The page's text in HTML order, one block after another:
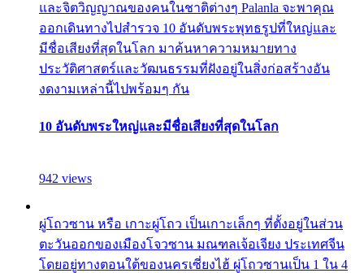
และจิตวิญญาณของคนในชาติต่างๆ Palanla จะพาคุณ
ออกเดินทางไปสำรวจ 10 อันดับพระพุทธรูปที่ใหญ่และ
มีชื่อเสียงที่สุดในโลก มาค้นหาความหมายทาง
ประวัติศาสตร์และวัฒนธรรมที่ฝังอยู่ในสิ่งก่อสร้างอัน
งดงามเหล่านี้ไปพร้อมๆ กัน
10 อันดับพระใหญ่และมีชื่อเสียงที่สุดในโลก
942 views
ผู่โถวซาน หรือ เกาะผู่โถว เป็นเกาะเล็กๆ ที่ตั้งอยู่ในส่วน
ตะวันออกของเมืองโจวซาน มณฑลเจ้อเจียง ประเทศจีน
โดยอยู่ทางตอนใต้ของนครเซี่ยงไฮ้ ผู่โถวซานเป็น 1 ใน 4